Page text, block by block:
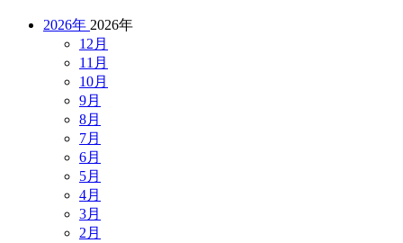
2026年 2026年
12月
11月
10月
9月
8月
7月
6月
5月
4月
3月
2月